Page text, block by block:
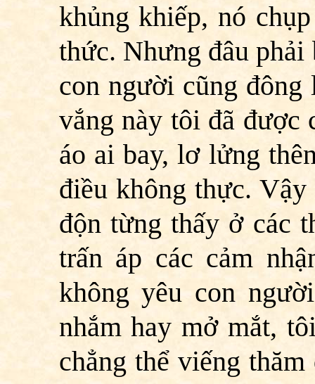
khủng khiếp, nó
thức. Nhưng đâu
con người cũng đông
vắng này tôi đã được
áo ai bay, lơ lửng
điều không thực.
độn từng thấy ở các
trấn áp các cảm
không yêu con
nhắm hay mở mắt,
chẳng thể viếng